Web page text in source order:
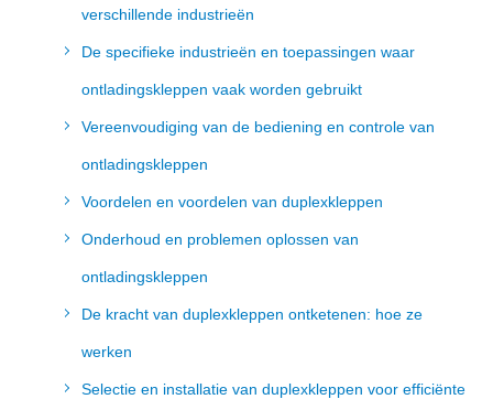
verschillende industrieën
De specifieke industrieën en toepassingen waar
ontladingskleppen vaak worden gebruikt
Vereenvoudiging van de bediening en controle van
ontladingskleppen
Voordelen en voordelen van duplexkleppen
Onderhoud en problemen oplossen van
ontladingskleppen
De kracht van duplexkleppen ontketenen: hoe ze
werken
Selectie en installatie van duplexkleppen voor efficiënte